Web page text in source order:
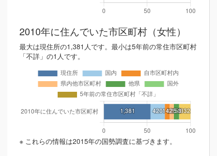
2010年に住んでいた市区町村（女性）
最大は現住所の1,381人です。最小は5年前の常住市区町村
「不詳」の1人です。
※ これらの情報は2015年の国勢調査に基づきます。